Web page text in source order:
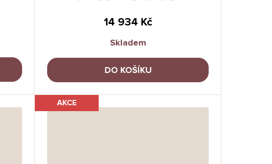
14 934 Kč
Skladem
DO KOŠÍKU
AKCE